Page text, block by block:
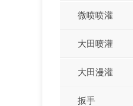
微喷喷灌
大田喷灌
大田漫灌
扳手